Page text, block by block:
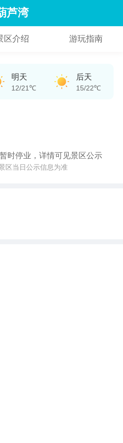
芦湾
区介绍 游玩指南
明天
12/21℃
后天
15/22℃
时停业，详情可见景区公示
区当日公示信息为准